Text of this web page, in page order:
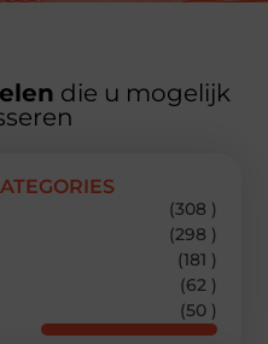
die u mogelijk
(308 )
(298 )
(181 )
(62 )
(50 )